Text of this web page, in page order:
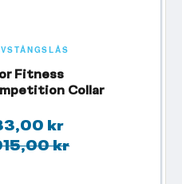
Fitness
Collar
kr
kr